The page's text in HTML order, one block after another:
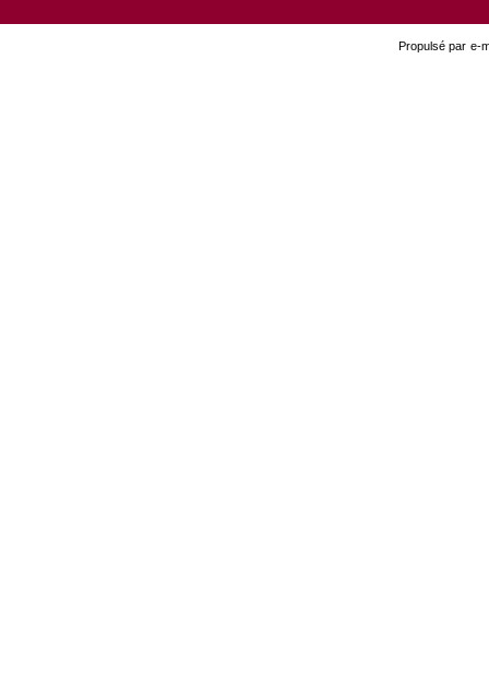
Propulsé par e-